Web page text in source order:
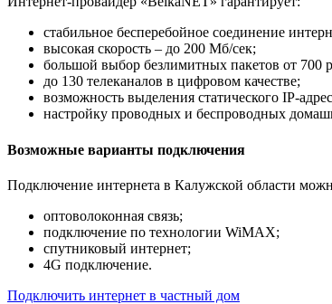
стабильное бесперебойное соединение
высокая скорость – до 200 Мб/сек;
большой выбор безлимитных пакетов от 700
до 130 телеканалов в цифровом качестве;
возможность выделения статического IP-
настройку проводных и беспроводных
Возможные варианты подключения
Подключение интернета в Калужской области
оптоволоконная связь;
подключение по технологии WiMAX;
спутниковый интернет;
4G подключение.
Подключить интернет в частный дом